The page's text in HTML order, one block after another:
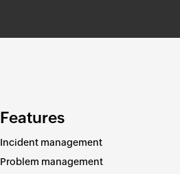
Features
Incident management
Problem management